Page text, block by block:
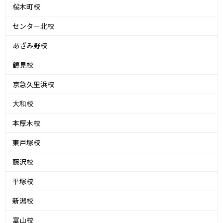
桜木町校
センター北校
あざみ野校
鶴見校
京急久里浜校
大和校
本厚木校
東戸塚校
藤沢校
平塚校
新潟校
富山校